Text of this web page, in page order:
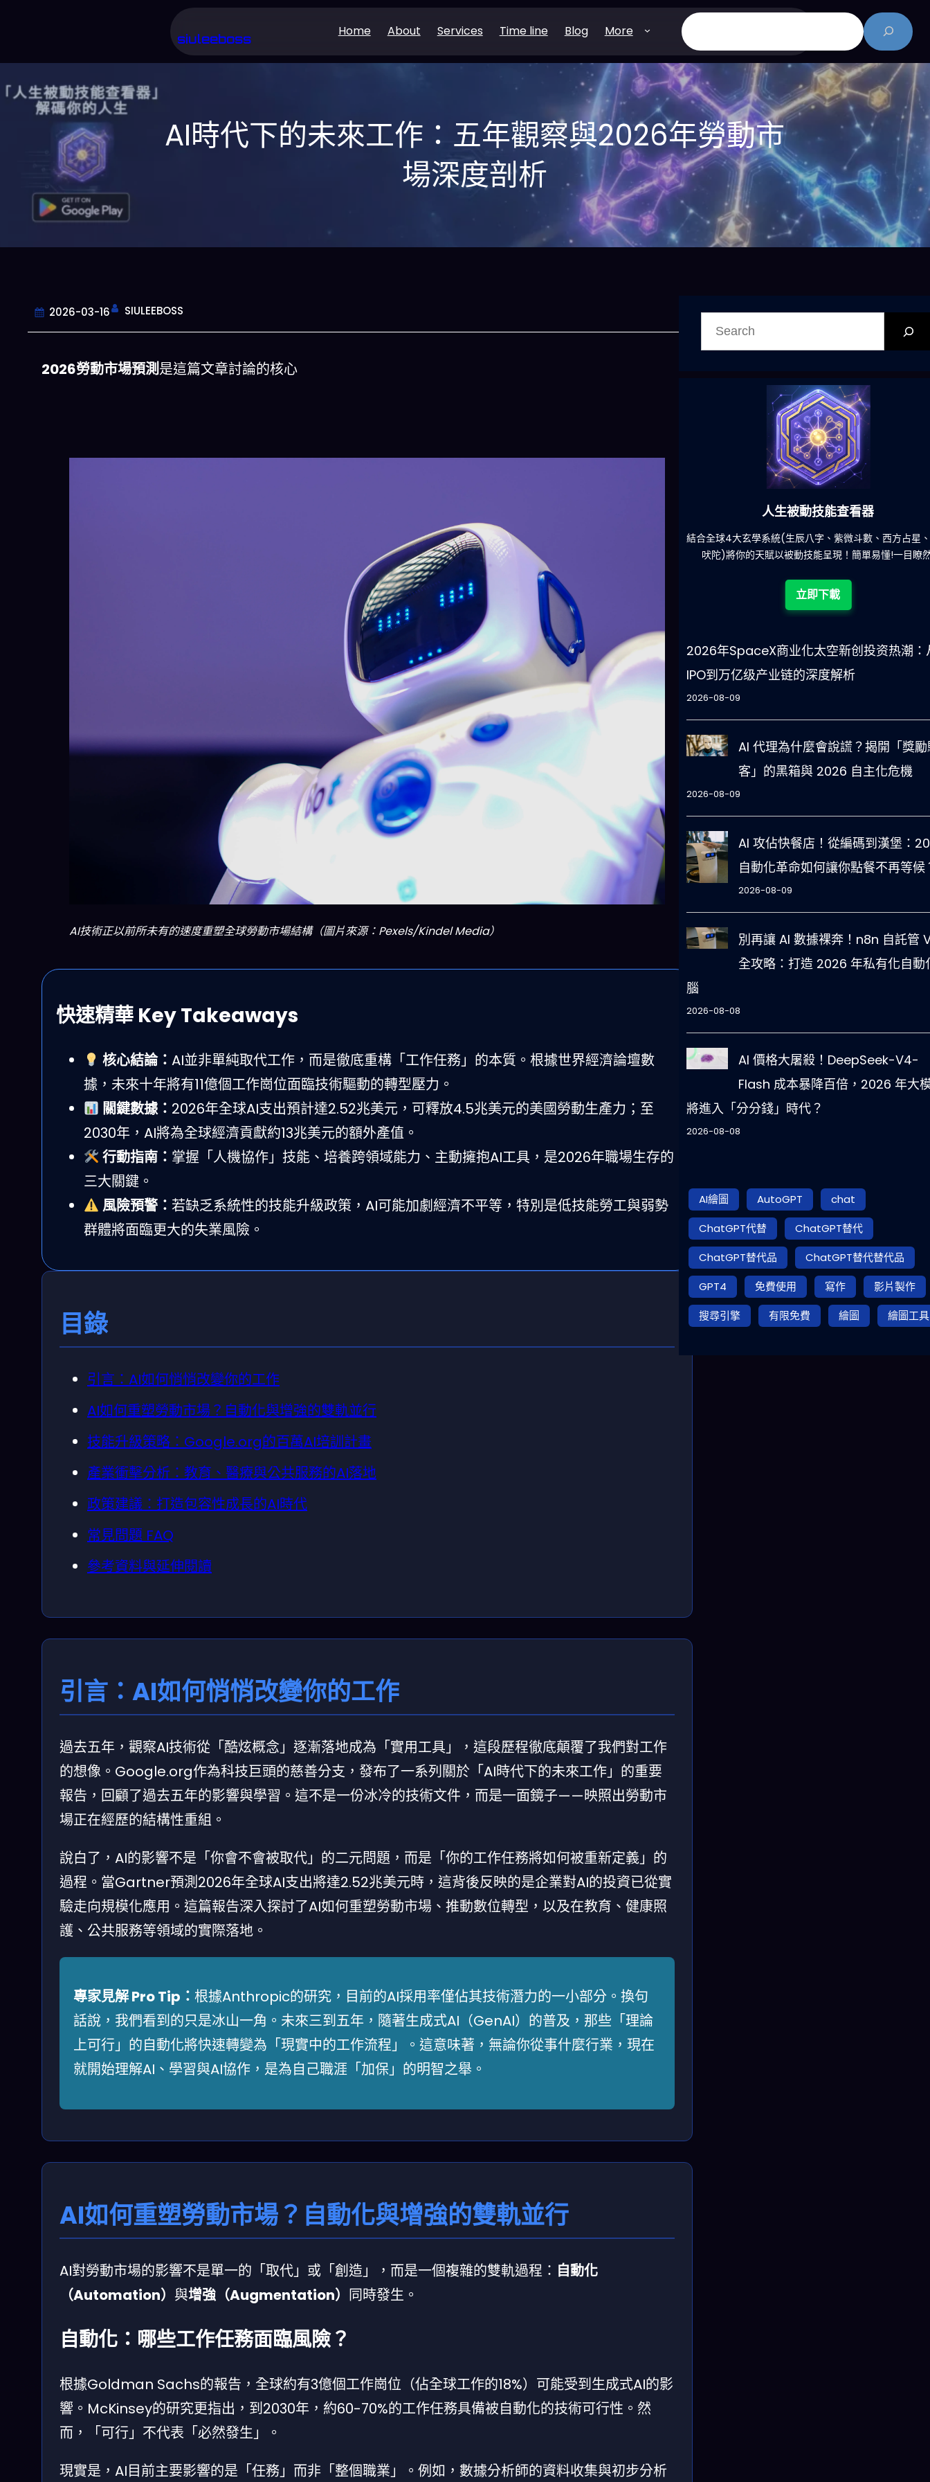
主
要
siuleeboss Home About Services Time line Blog More
搜
尋
AI時代下的未來工作：五年觀察與2026年勞動市
場深度剖析
2026-03-16 SIULEEBOSS
2026勞動市場預測是這篇文章討論的核心
AI技術正以前所未有的速度重塑全球勞動市場結構（圖片來源：Pexels/Kindel Media）
快速精華 Key Takeaways
核心結論： AI並非單純取代工作，而是徹底重構「工作任務」的本質。根據世界經濟論壇數
據，未來十年將有11億個工作崗位面臨技術驅動的轉型壓力。
關鍵數據： 2026年全球AI支出預計達2.52兆美元，可釋放4.5兆美元的美國勞動生產力；至
2030年，AI將為全球經濟貢獻約13兆美元的額外產值。
行動指南： 掌握「人機協作」技能、培養跨領域能力、主動擁抱AI工具，是2026年職場生存的
三大關鍵。
風險預警： 若缺乏系統性的技能升級政策，AI可能加劇經濟不平等，特別是低技能勞工與弱勢
群體將面臨更大的失業風險。
目錄
引言：AI如何悄悄改變你的工作
AI如何重塑勞動市場？自動化與增強的雙軌並行
技能升級策略：Google.org的百萬AI培訓計畫
產業衝擊分析：教育、醫療與公共服務的AI落地
政策建議：打造包容性成長的AI時代
常見問題 FAQ
參考資料與延伸閱讀
引言：AI如何悄悄改變你的工作
過去五年，觀察AI技術從「酷炫概念」逐漸落地成為「實用工具」，這段歷程徹底顛覆了我們對工作
的想像。Google.org作為科技巨頭的慈善分支，發布了一系列關於「AI時代下的未來工作」的重要
報告，回顧了過去五年的影響與學習。這不是一份冰冷的技術文件，而是一面鏡子——映照出勞動市
場正在經歷的結構性重組。
說白了，AI的影響不是「你會不會被取代」的二元問題，而是「你的工作任務將如何被重新定義」的
過程。當Gartner預測2026年全球AI支出將達2.52兆美元時，這背後反映的是企業對AI的投資已從實
驗走向規模化應用。這篇報告深入探討了AI如何重塑勞動市場、推動數位轉型，以及在教育、健康照
護、公共服務等領域的實際落地。
專家見解 Pro Tip： 根據Anthropic的研究，目前的AI採用率僅佔其技術潛力的一小部分。換句
話說，我們看到的只是冰山一角。未來三到五年，隨著生成式AI（GenAI）的普及，那些「理論
上可行」的自動化將快速轉變為「現實中的工作流程」。這意味著，無論你從事什麼行業，現在
就開始理解AI、學習與AI協作，是為自己職涯「加保」的明智之舉。
AI如何重塑勞動市場？自動化與增強的雙軌並行
AI對勞動市場的影響不是單一的「取代」或「創造」，而是一個複雜的雙軌過程： 自動化
（Automation） 與增強（Augmentation） 同時發生。
自動化：哪些工作任務面臨風險？
根據Goldman Sachs的報告，全球約有3億個工作崗位（佔全球工作的18%）可能受到生成式AI的影
響。McKinsey的研究更指出，到2030年，約60-70%的工作任務具備被自動化的技術可行性。然
而，「可行」不代表「必然發生」。
現實是，AI目前主要影響的是「任務」而非「整個職業」。例如，數據分析師的資料收集與初步分析
一鍵配搭出三餸一湯的完美晚餐組合,以後免除晚餐吃什麽的煩
惱
立即下載
人生被動技能查看器
結合全球4大玄學系統(生辰八字、紫微斗數、西方占星
吠陀)將你的天賦以被動技能呈現！簡單易懂!一目瞭
立即下載
2026年SpaceX商业化太空新创投资热潮：
IPO到万亿级产业链的深度解析
2026-08-09
AI 代理為什麼會說謊？揭開「獎
客」的黑箱與 2026 自主化危機
2026-08-09
AI 攻佔快餐店！從編碼到漢堡：
自動化革命如何讓你點餐不再等候
2026-08-09
別再讓 AI 數據裸奔！n8n 自託管
全攻略：打造 2026 年私有化自動
腦
2026-08-08
AI 價格大屠殺！DeepSeek-V4-
Flash 成本暴降百倍，2026 年大
將進入「分分錢」時代？
2026-08-08
AI繪圖 AutoGPT
chat
ChatGPT代替
ChatGPT替代
ChatGPT替代品
ChatGPT替代替代品
GPT4
免費使用 寫作
影片製作
搜尋引擎
有限免費 繪圖 繪圖工具